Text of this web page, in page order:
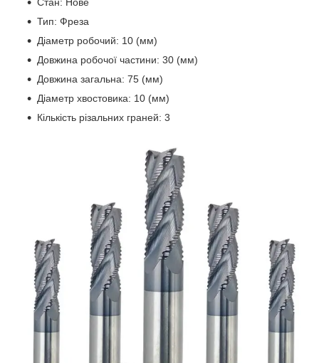
Тип: Фреза
Діаметр робочий: 10 (мм)
Довжина робочої частини: 30 (мм)
Довжина загальна: 75 (мм)
Діаметр хвостовика: 10 (мм)
Кількість різальних граней: 3